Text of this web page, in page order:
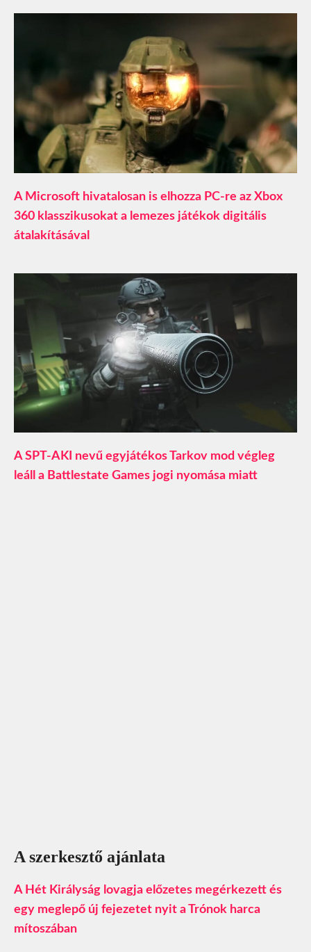
A Microsoft hivatalosan is elhozza PC-re az Xbox
360 klasszikusokat a lemezes játékok digitális
átalakításával
A SPT-AKI nevű egyjátékos Tarkov mod végleg
leáll a Battlestate Games jogi nyomása miatt
A szerkesztő ajánlata
A Hét Királyság lovagja előzetes megérkezett és
egy meglepő új fejezetet nyit a Trónok harca
mítoszában